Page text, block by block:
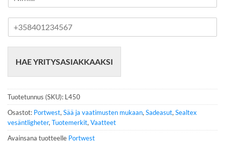
n
u
m
e
r
HAE YRITYSASIAKKAAKSI
Tuotetunnus (SKU): L450
Osastot: Portwest, Sää ja vaatimusten mukaan, Sadeasut, Sealtex
vesäntligheter, Tuotemerkit, Vaatteet
Avainsana tuotteelle Portwest